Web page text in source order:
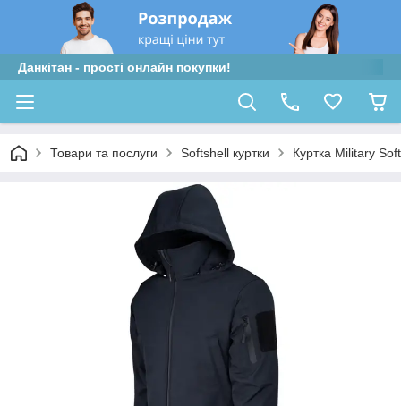
Данкітан - прості онлайн покупки!
Товари та послуги Softshell куртки Куртка Military